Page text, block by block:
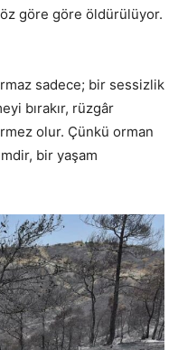
göre göre öldürülüyor.
sadece; bir sessizlik
bırakır, rüzgâr
olur. Çünkü orman
bir yaşam